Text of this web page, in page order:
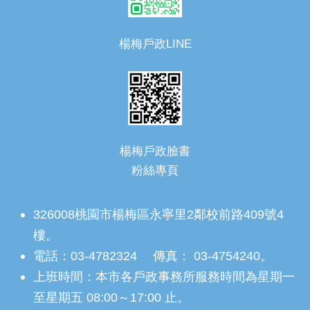
楊梅戶政LINE
楊梅戶政臉書
粉絲專頁
326008桃園市楊梅區永寧里2鄰校前路409號4
樓。
電話：03-4782324 傳真： 03-4754240。
上班時間：本市各戶政事務所服務時間為星期一
至星期五 08:00～17:00 止。